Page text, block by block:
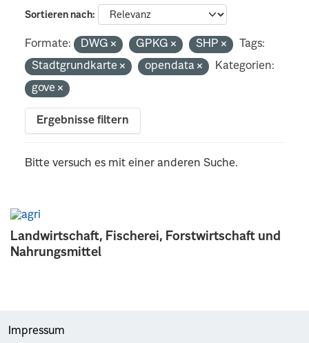
Landwirtschaft, Fischerei, Forstwirtschaft und
Nahrungsmittel
Sortieren nach
Formate: DWG GPKG SHP
Tags:
Stadtgrundkarte
opendata
Kategorien:
gove
Ergebnisse filtern
Bitte versuch es mit einer anderen Suche.
Impressum